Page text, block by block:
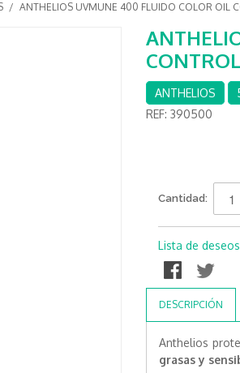
/ ANTHELIOS UVMUNE 400 FLUIDO COLOR OIL
ANTHELIOS
REF: 390500
Cantidad:
Lista de deseos
DESCRIPCIÓN
Anthelios
grasas y